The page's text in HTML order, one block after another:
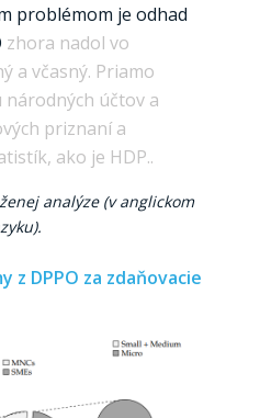
problémom je odhad
zhora nadol vo
a včasný. Priamo
národných účtov a
priznaní a
ako je HDP..
analýze (v anglickom
z DPPO za zdaňovacie